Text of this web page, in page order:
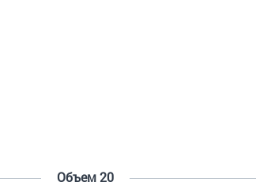
Объем 20